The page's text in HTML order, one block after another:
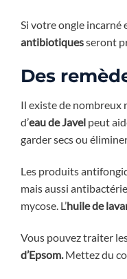
Si votre ongle incarné
antibiotiquesseront
Des
Il existe de nombreux
d’eau de Javel peut
garder secs ou
Les produits
mais aussi
mycose. L’huile de
Vous pouvez traiter
d’Epsom. Mettez du